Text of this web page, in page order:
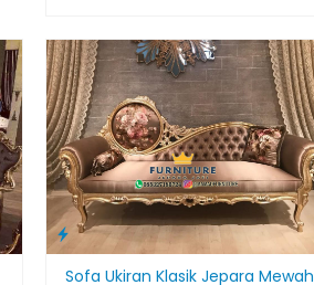
Sofa Ukiran Klasik Jepara Mewah